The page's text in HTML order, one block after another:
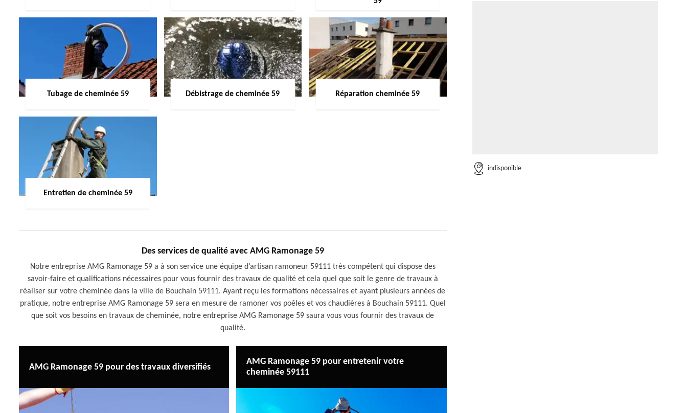
Tubage de cheminée 59 Débistrage de cheminée 59 Réparation cheminée 59
Entretien de cheminée 59
Des services de qualité avec AMG Ramonage 59
Notre entreprise AMG Ramonage 59 a à son service une équipe d’artisan ramoneur 59111 très compétent qui dispose des
savoir-faire et qualifications nécessaires pour vous fournir des travaux de qualité et cela quel que soit le genre de travaux à
réaliser sur votre cheminée dans la ville de Bouchain 59111. Ayant reçu les formations nécessaires et ayant plusieurs années de
pratique, notre entreprise AMG Ramonage 59 sera en mesure de ramoner vos poêles et vos chaudières à Bouchain 59111. Quel
que soit vos besoins en travaux de cheminée, notre entreprise AMG Ramonage 59 saura vous vous fournir des travaux de
qualité.
AMG Ramonage 59 pour des travaux diversifiés
AMG Ramonage 59 pour entretenir votre
cheminée 59111
indisponible